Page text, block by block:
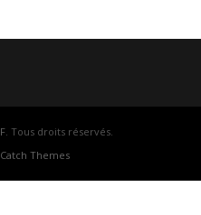
. Tous droits réservés.
Catch Themes